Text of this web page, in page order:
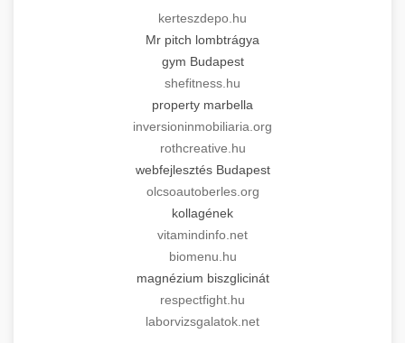
kerteszdepo.hu
Mr pitch lombtrágya
gym Budapest
shefitness.hu
property marbella
inversioninmobiliaria.org
rothcreative.hu
webfejlesztés Budapest
olcsoautoberles.org
kollagének
vitamindinfo.net
biomenu.hu
magnézium biszglicinát
respectfight.hu
laborvizsgalatok.net